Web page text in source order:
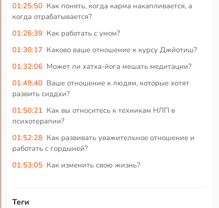
01:25:50 Как понять, когда карма накапливается, а
когда отрабатывается?
01:26:39 Как работать с умом?
01:30:17 Каково ваше отношение к курсу Джйотиш?
01:32:06 Может ли хатха-йога мешать медитации?
01:49:40 Ваше отношение к людям, которые хотят
развить сиддхи?
01:50:21 Как вы относитесь к техникам НЛП в
психотерапии?
01:52:28 Как развивать уважительное отношение и
работать с гордыней?
01:53:05 Как изменить свою жизнь?
Теги